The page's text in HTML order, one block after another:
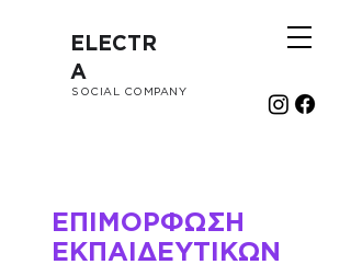
ELECTR
A
SOCIAL COMPANY
ΕΠΙΜΟΡΦΩΣΗ
ΕΚΠΑΙΔΕΥΤΙΚΩΝ